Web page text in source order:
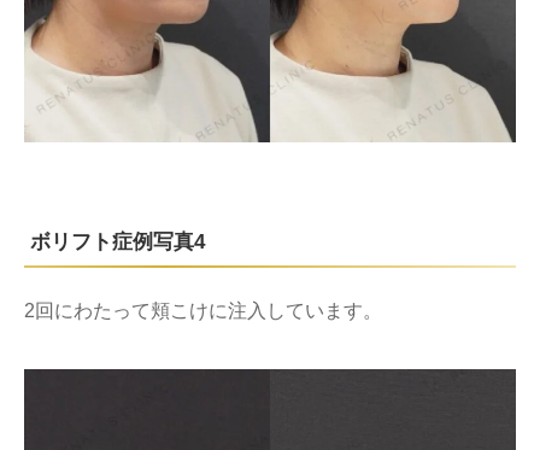
ボリフト症例写真4
2回にわたって頬こけに注入しています。